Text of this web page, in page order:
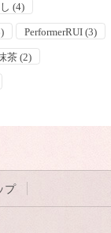
(4)
PerformerRUI (3)
茶 (2)
プ